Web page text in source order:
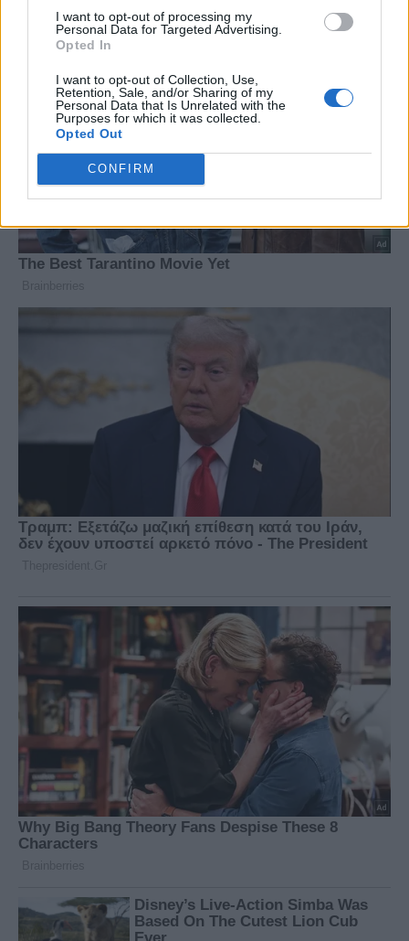
I want to opt-out of processing my
Personal Data for Targeted Advertising.
Opted In
I want to opt-out of Collection, Use,
Retention, Sale, and/or Sharing of my
Personal Data that Is Unrelated with the
Purposes for which it was collected.
Opted Out
CONFIRM